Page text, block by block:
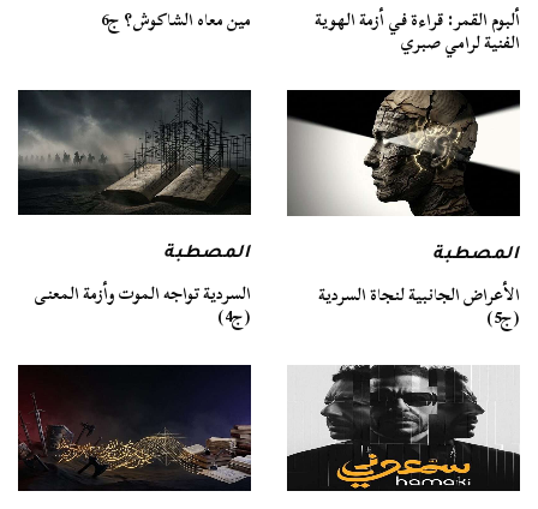
ألبوم القمر: قراءة في أزمة الهوية
الفنية لرامي صبري
مين معاه الشاكوش؟ ج6
المصطبة
الأعراض الجانبية لنجاة السردية
(ج5)
المصطبة
السردية تواجه الموت وأزمة المعنى
(ج4)